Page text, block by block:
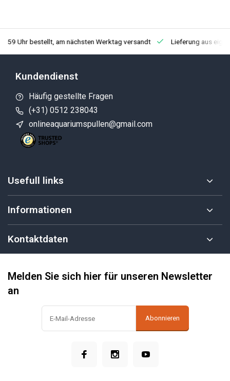
Uhr bestellt, am nächsten Werktag versandt Lieferung aus
Kundendienst
Häufig gestellte Fragen
(+31) 0512 238043
onlineaquariumspullen@gmail.com
Usefull links
Informationen
Kontaktdaten
Melden Sie sich hier für unseren Newsletter
an
Abonnieren